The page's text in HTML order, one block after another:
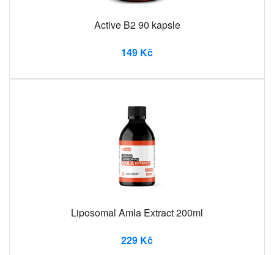
Active B2 90 kapsle
149 Kč
Liposomal Amla Extract 200ml
229 Kč